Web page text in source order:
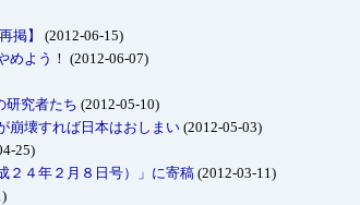
掲】
(2012-06-15)
めよう！ (2012-06-07)
研究者たち (2012-05-10)
崩壊すれば日本はおしまい (2012-05-03)
25)
４年２月８日号）」に寄稿(2012-03-11)